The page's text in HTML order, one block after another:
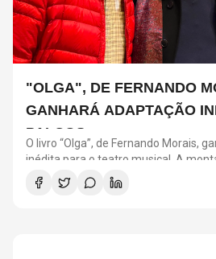
"OLGA", DE FERNANDO
GANHARÁ ADAPTAÇÃO
PALCOS
O livro “Olga”, de Fernando Morais,
inédita para o teatro musical. A
direção de Tadeu Aguiar, direção
Rodrigues, composições e arranjos